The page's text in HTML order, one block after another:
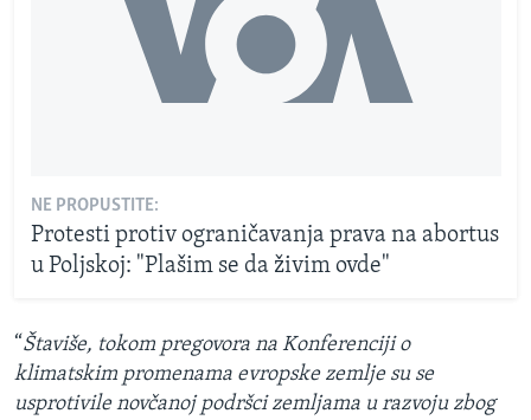
NE PROPUSTITE:
Protesti protiv ograničavanja prava na abortus
u Poljskoj: "Plašim se da živim ovde"
“Štaviše, tokom pregovora na Konferenciji o
klimatskim promenama evropske zemlje su se
usprotivile novčanoj podršci zemljama u razvoju zbog